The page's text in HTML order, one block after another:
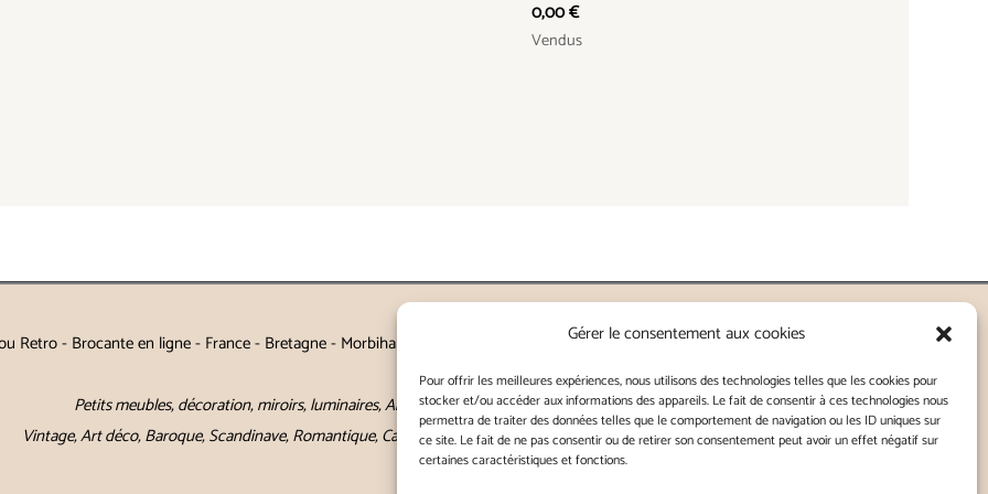
Gérer le consentement aux cookies
Pour offrir les meilleures expériences, nous utilisons des technologies telles que les cookies pour
stocker et/ou accéder aux informations des appareils. Le fait de consentir à ces technologies nous
permettra de traiter des données telles que le comportement de navigation ou les ID uniques sur
ce site. Le fait de ne pas consentir ou de retirer son consentement peut avoir un effet négatif sur
certaines caractéristiques et fonctions.
0,00€
Vendus
Retro - Brocante en ligne - France - Bretagne - Morbihan - Auray - Vannes - Lorient
Petits meubles, décoration, miroirs, luminaires, Art de la table
Vintage, Art déco, Baroque, Scandinave, Romantique, Campagne Chic, Kitch